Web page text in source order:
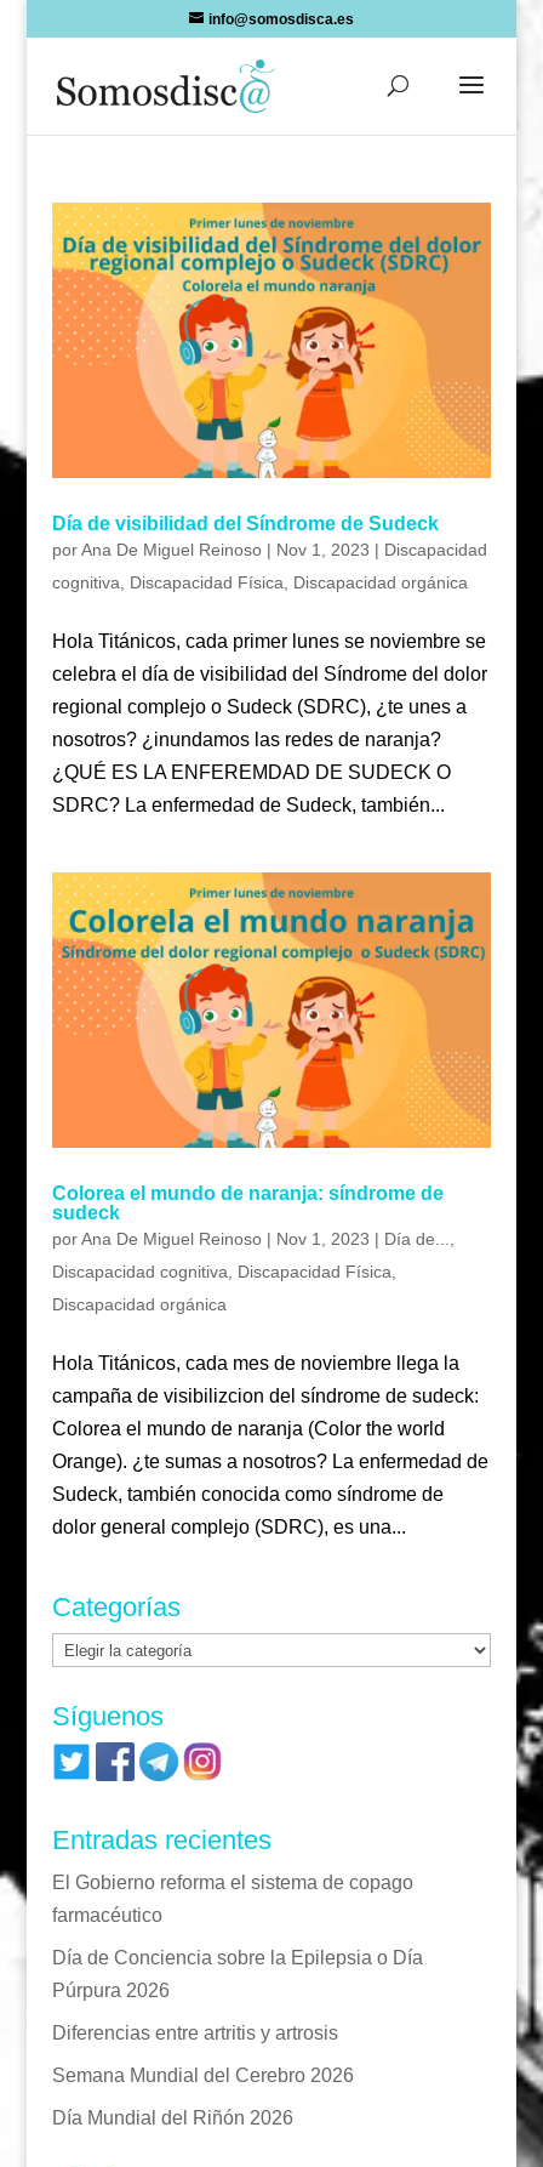
info@somosdisca.es
Día de visibilidad del Síndrome de Sudeck
porAna De Miguel Reinoso| Nov 1, 2023 | Discapacidad
cognitiva
Discapacidad Física Discapacidad orgánica
Hola Titánicos, cada primer lunes se noviembre se
celebra el día de visibilidad del Síndrome del dolor
regional complejo o Sudeck (SDRC), ¿te unes a
nosotros? ¿inundamos las redes de naranja?
¿QUÉ ES LA ENFEREMDAD DE SUDECK O
SDRC? La enfermedad de Sudeck, también...
Colorea el mundo de naranja: síndrome de
sudeck
porAna De Miguel Reinoso| Nov 1, 2023 | Día de...
Discapacidad cognitiva
Discapacidad Física
Discapacidad orgánica
Hola Titánicos, cada mes de noviembre llega la
campaña de visibilizcion del síndrome de sudeck:
Colorea el mundo de naranja (Color the world
Orange). ¿te sumas a nosotros? La enfermedad de
Sudeck, también conocida como síndrome de
dolor general complejo (SDRC), es una...
Categorías
Categorías
Síguenos
Entradas recientes
El Gobierno reforma el sistema de copago
farmacéutico
Día de Conciencia sobre la Epilepsia o Día
Púrpura 2026
Diferencias entre artritis y artrosis
Semana Mundial del Cerebro 2026
Día Mundial del Riñón 2026